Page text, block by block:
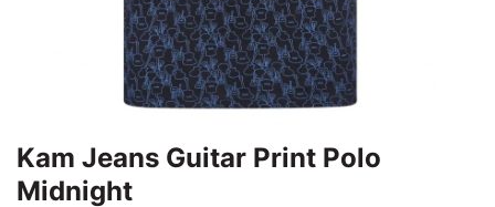
Kam Jeans Guitar Print Polo
Midnight